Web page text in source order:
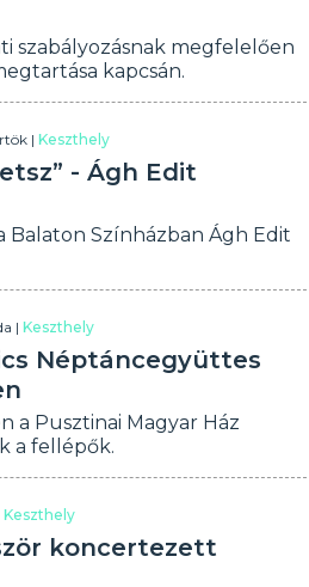
szabályozásnak megfelelően
kapcsán.
|Keszthely
- Ágh Edit
Színházban Ágh Edit
|Keszthely
Néptáncegyüttes
a Pusztinai Magyar Ház
a fellépők.
Keszthely
koncertezett